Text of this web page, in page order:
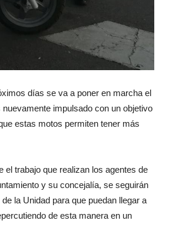
días se va a poner en marcha el
impulsado con un objetivo
estas motos permiten tener más
trabajo que realizan los agentes de
y su concejalía, se seguirán
la Unidad para que puedan llegar a
de esta manera en un